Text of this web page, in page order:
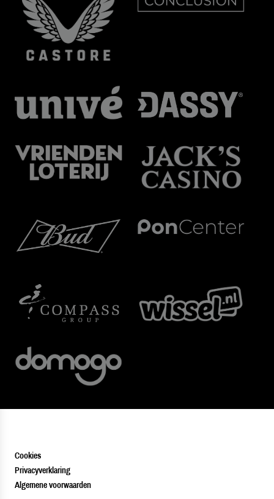
Cookies
Privacyverklaring
Algemene voorwaarden